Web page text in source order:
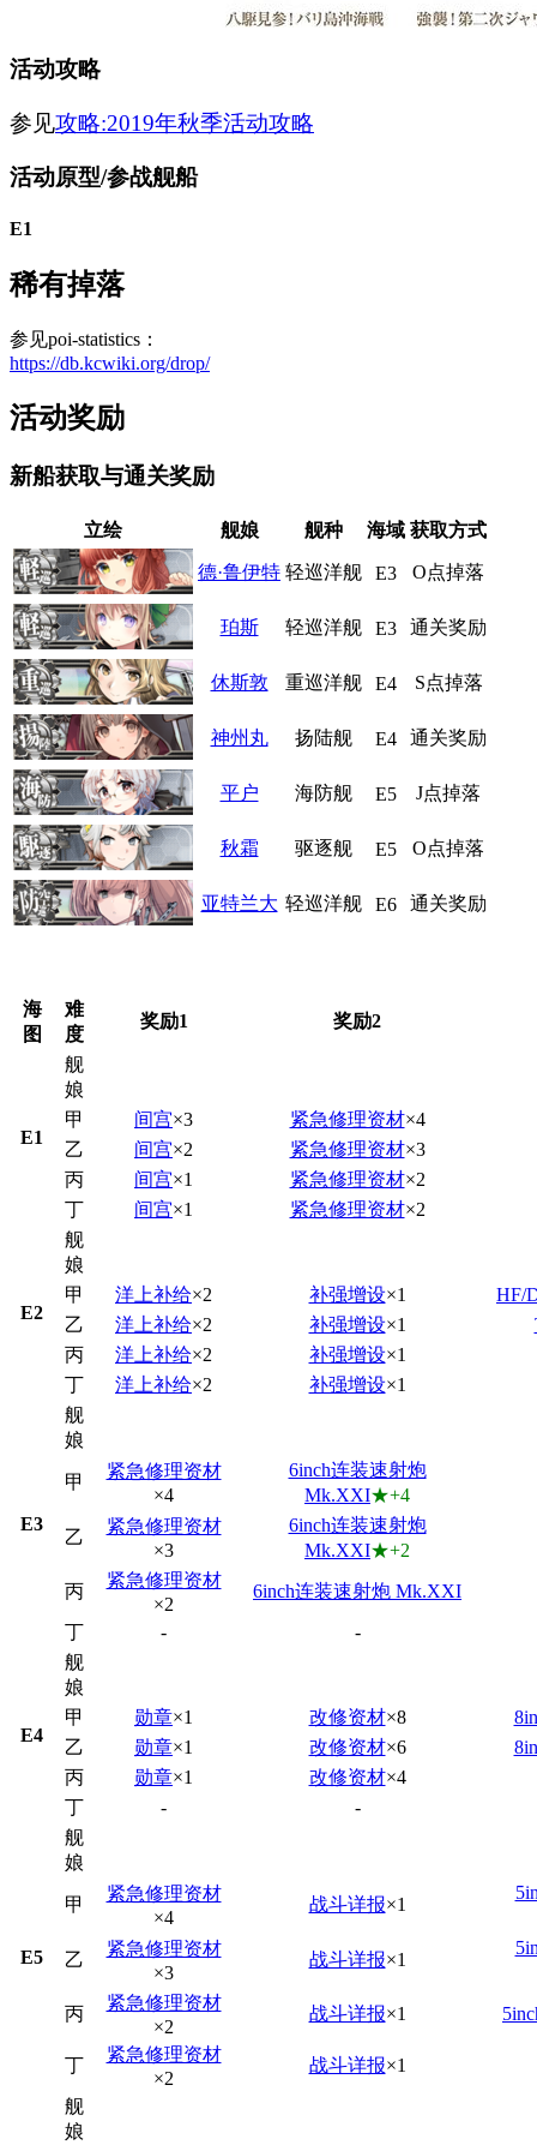
活动攻略
参见攻略:2019年秋季活动攻略
活动原型/参战舰船
E1
稀有掉落
参见poi-statistics：
https://db.kcwiki.org/drop/
活动奖励
新船获取与通关奖励
立绘 舰娘 舰种 海域 获取方式
德·鲁伊特 轻巡洋舰 E3 O点掉落
珀斯 轻巡洋舰 E3 通关奖励
休斯敦 重巡洋舰 E4 S点掉落
神州丸 扬陆舰 E4 通关奖励
平户 海防舰 E5 J点掉落
秋霜 驱逐舰 E5 O点掉落
亚特兰大 轻巡洋舰 E6 通关奖励
海
图
难
度
奖励1 奖励2
E1
舰
娘
甲
间宫×3 紧急修理资材×4
乙
间宫×2 紧急修理资材×3
丙
间宫×1 紧急修理资材×2
丁
间宫×1 紧急修理资材×2
E2
舰
娘
甲
洋上补给×2 补强增设×1
HF/
乙
洋上补给×2 补强增设×1
丙
洋上补给×2 补强增设×1
丁
洋上补给×2 补强增设×1
E3
舰
娘
甲
紧急修理资材
×4
6inch连装速射炮
Mk.XXI★+4
乙
紧急修理资材
×3
6inch连装速射炮
Mk.XXI★+2
丙
紧急修理资材
×2
6inch连装速射炮 Mk.XXI
丁
- -
E4
舰
娘
甲
勋章×1 改修资材×8
乙
勋章×1 改修资材×6
丙
勋章×1 改修资材×4
丁
- -
E5
舰
娘
甲
紧急修理资材
×4
战斗详报×1
乙
紧急修理资材
×3
战斗详报×1
丙
紧急修理资材
×2
战斗详报×1
丁
紧急修理资材
×2
战斗详报×1
舰
娘